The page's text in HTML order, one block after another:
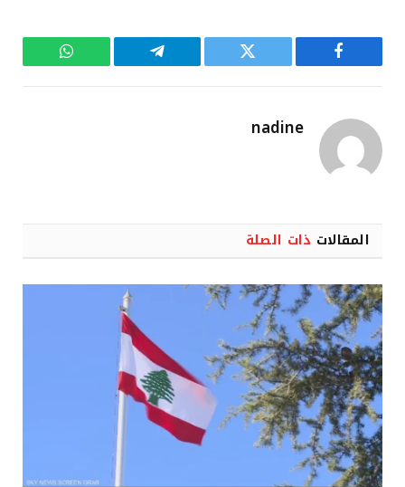
فيسبوك تويتر تيلقرام واتساب
nadine
المقالات ذات الصلة